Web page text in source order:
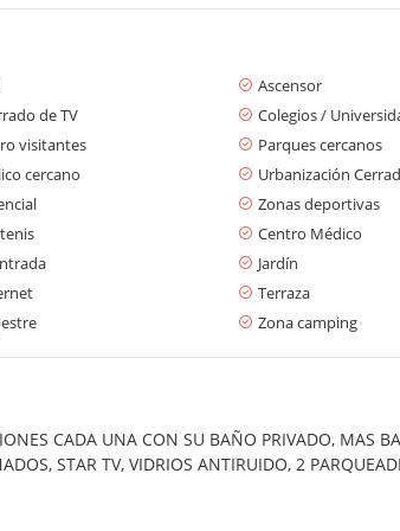
Ascensor
de TV Colegios /
visitantes Parques cercanos
cercano Urbanización
Zonas deportivas
Centro Médico
Jardín
Terraza
Zona camping
CADA UNA CON SU BAÑO PRIVADO, MAS
STAR TV, VIDRIOS ANTIRUIDO, 2